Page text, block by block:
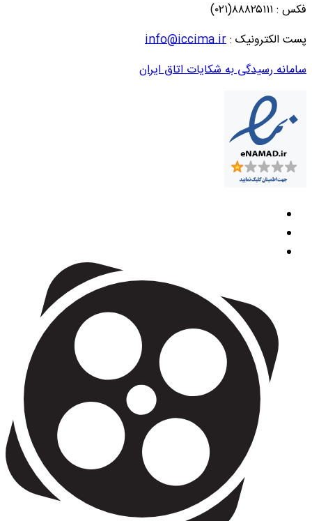
فکس : ۸۸۸۲۵۱۱۱(۰۲۱)
پست الکترونیک :info@iccima.ir
سامانه رسیدگی به شکایات اتاق ایران